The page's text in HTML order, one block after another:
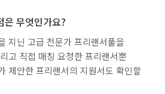
은 무엇인가요?
지닌 고급 전문가 프리랜서풀을
고 직접 매칭 요청한 프리랜서뿐
제안한 프리랜서의 지원서도 확인할